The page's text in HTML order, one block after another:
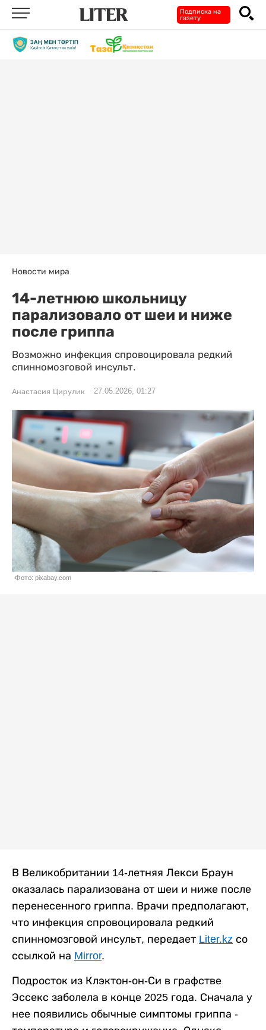
Подписка на
газету
Новости мира
14-летнюю школьницу
парализовало от шеи и ниже
после гриппа
Возможно инфекция спровоцировала редкий
спинномозговой инсульт.
Анастасия Цирулик 27.05.2026, 01:27
Фото: pixabay.com
В Великобритании 14-летняя Лекси Браун
оказалась парализована от шеи и ниже после
перенесенного гриппа. Врачи предполагают,
что инфекция спровоцировала редкий
спинномозговой инсульт, передает Liter.kz со
ссылкой на Mirror.
Подросток из Клэктон-он-Си в графстве
Эссекс заболела в конце 2025 года. Сначала у
нее появились обычные симптомы гриппа -